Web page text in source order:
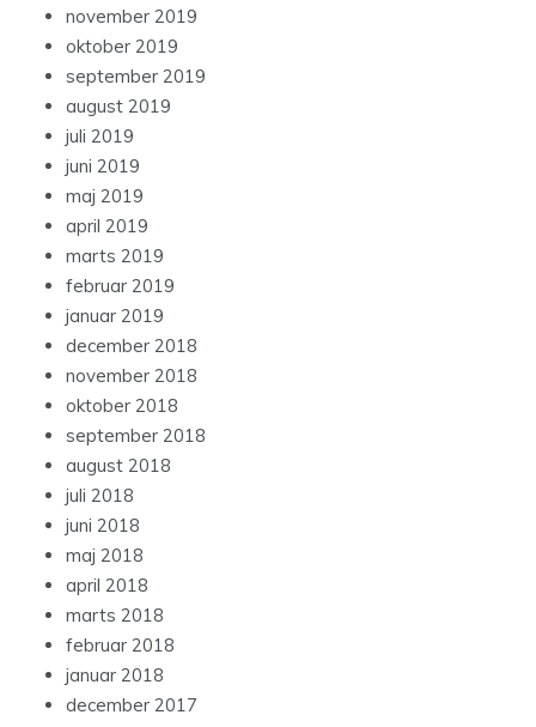
november 2019
oktober 2019
september 2019
august 2019
juli 2019
juni 2019
maj 2019
april 2019
marts 2019
februar 2019
januar 2019
december 2018
november 2018
oktober 2018
september 2018
august 2018
juli 2018
juni 2018
maj 2018
april 2018
marts 2018
februar 2018
januar 2018
december 2017